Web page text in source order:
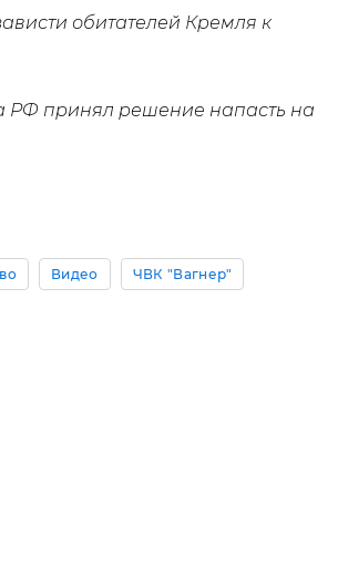
обитателей Кремля к
РФ принял решение напасть на
Видео ЧВК "Вагнер"